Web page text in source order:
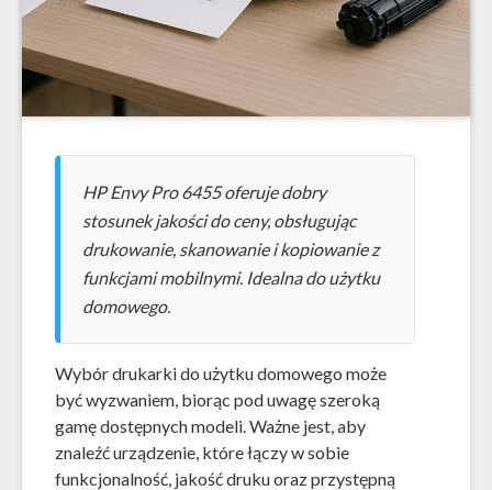
HP Envy Pro 6455 oferuje dobry
stosunek jakości do ceny, obsługując
drukowanie, skanowanie i kopiowanie z
funkcjami mobilnymi. Idealna do użytku
domowego.
Wybór drukarki do użytku domowego może
być wyzwaniem, biorąc pod uwagę szeroką
gamę dostępnych modeli. Ważne jest, aby
znaleźć urządzenie, które łączy w sobie
funkcjonalność, jakość druku oraz przystępną